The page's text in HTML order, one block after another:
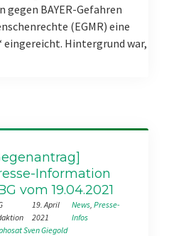
BAYER-Gefahren
(EGMR) eine
eingereicht. Hintergrund war,
Information
vom 19.04.2021
19. April
2021
News, Presse-
Infos
Sven Giegold